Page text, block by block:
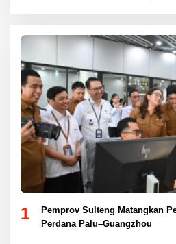
1
Pemprov Sulteng Matangkan
Perdana Palu–Guangzhou